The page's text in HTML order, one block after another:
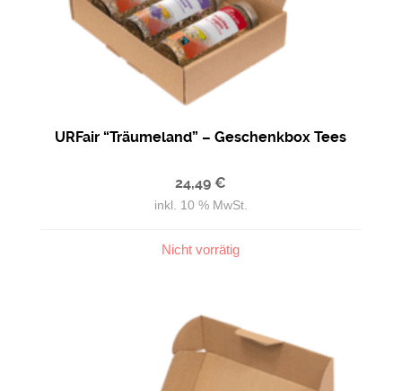
URFair “Träumeland” – Geschenkbox Tees
24,49€
inkl. 10 % MwSt.
Nicht vorrätig